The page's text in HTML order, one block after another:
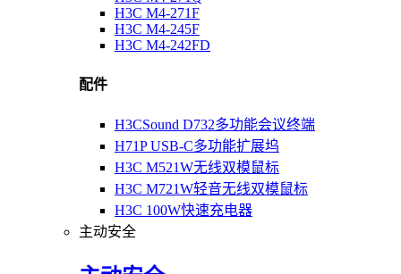
H3C M4-271F
H3C M4-245F
H3C M4-242FD
配件
H3CSound D732多功能会议终端
H71P USB-C多功能扩展坞
H3C M521W无线双模鼠标
H3C M721W轻音无线双模鼠标
H3C 100W快速充电器
主动安全